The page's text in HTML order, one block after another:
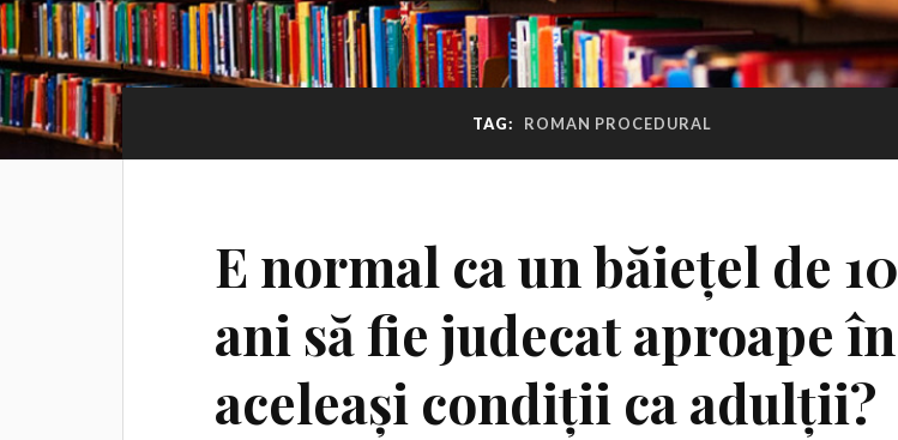
TAG: ROMAN PROCEDURAL
E normal ca un băiețel de 10
ani să fie judecat aproape în
aceleași condiții ca adulții?